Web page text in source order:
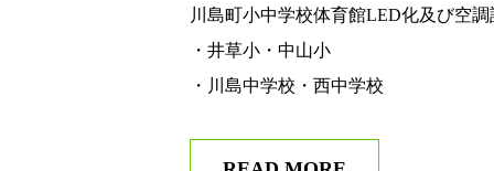
川島町小中学校体育館LED化及び空
・井草小・中山小
・川島中学校・西中学校